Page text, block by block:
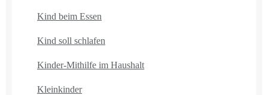
Kind beim Essen
Kind soll schlafen
Kinder-Mithilfe im Haushalt
Kleinkinder